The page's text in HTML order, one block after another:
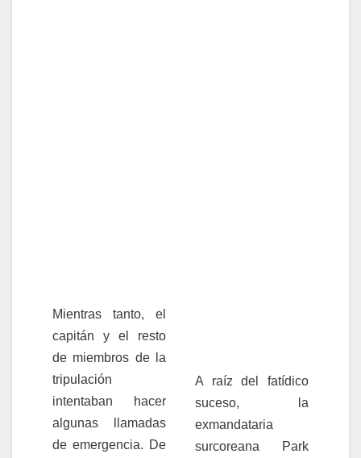
Mientras tanto, el
capitán y el resto
de miembros de la
tripulación
intentaban hacer
algunas llamadas
de emergencia. De
A raíz del fatídico
suceso, la
exmandataria
surcoreana Park